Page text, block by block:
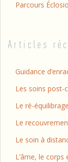
Parcours
Articles
Guidance
Les soins post-
Le ré-
Le
Le soin à
L’âme, le